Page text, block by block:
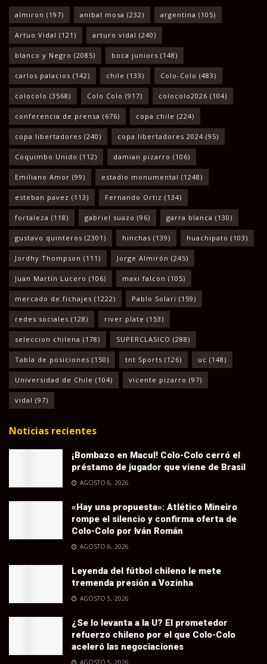
almiron (197) anibal mosa (232) argentina (105)
Artuo Vidal (121) arturo vidal (240)
blanco y Negro (2085) boca juniors (148)
carlos palacios (142) chile (133) Colo-Colo (483)
colocolo (3568) Colo Colo (917) colocolo2026 (104)
conferencia de prensa (676) copa chile (224)
copa libertadores (240) copa libertadores 2024 (95)
Coquimbo Unido (112) damian pizarro (106)
Emiliano Amor (99) estadio monumental (1248)
esteban pavez (113) Fernando Ortiz (134)
fortaleza (118) gabriel suazo (96) garra blanca (130)
gustavo quinteros (2301) hinchas (139) huachipato (103)
Jordhy Thompson (111) Jorge Almirón (245)
Juan Martín Lucero (106) maxi falcon (105)
mercado de fichajes (1222) Pablo Solari (159)
redes sociales (128) river plate (153)
seleccion chilena (178) SUPERCLASICO (288)
Tabla de posiciones (150) tnt Sports (126) uc (148)
Universidad de Chile (104) vicente pizarro (97)
vidal (97)
Noticias recientes
¡Bombazo en Macul! Colo-Colo cerró el
préstamo de jugador que viene de Brasil
AGOSTO 6, 2026
«Hay una propuesta»: Atlético Mineiro
rompe el silencio y confirma oferta de
Colo-Colo por Iván Román
AGOSTO 6, 2026
Leyenda del fútbol chileno le mete
tremenda presión a Vozinha
AGOSTO 5, 2026
¿Se lo levanta a la U? El prometedor
refuerzo chileno por el que Colo-Colo
aceleró las negociaciones
AGOSTO 5, 2026